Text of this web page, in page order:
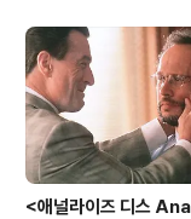
<애널라이즈 디스